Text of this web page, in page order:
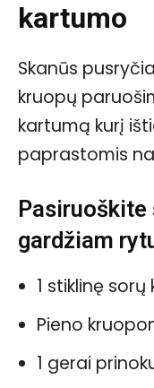
kartumo
Skanūs
kruopų
kartumą kurį
paprastomis
gardžiam
1 stiklinę sorų
Pieno
1 gerai